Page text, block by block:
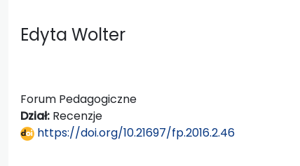
Edyta Wolter
Forum Pedagogiczne
Dział: Recenzje
https://doi.org/10.21697/fp.2016.2.46